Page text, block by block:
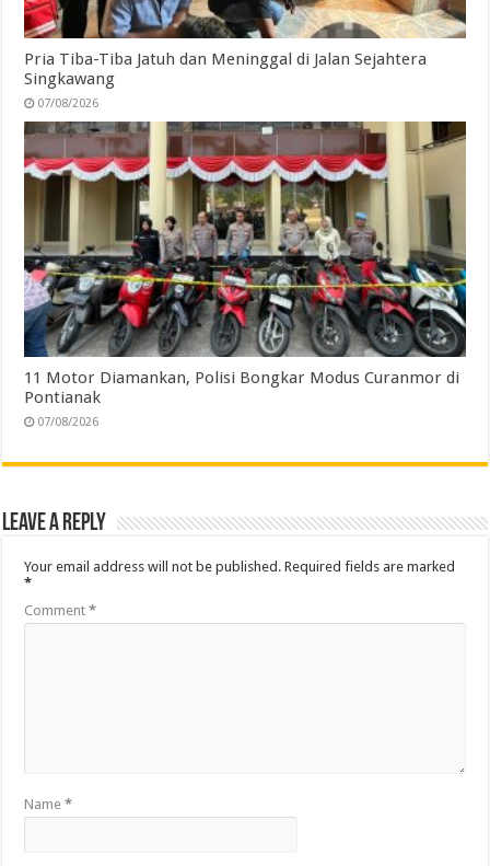
Pria Tiba-Tiba Jatuh dan Meninggal di Jalan Sejahtera
Singkawang
07/08/2026
11 Motor Diamankan, Polisi Bongkar Modus Curanmor di
Pontianak
07/08/2026
Leave a Reply
Your email address will not be published. Required fields are marked
*
Comment*
Name*